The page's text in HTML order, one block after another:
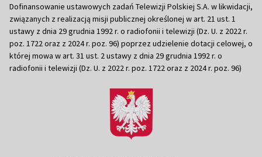
Dofinansowanie ustawowych zadań Telewizji Polskiej S.A. w likwidacji,
związanych z realizacją misji publicznej określonej w art. 21 ust. 1
ustawy z dnia 29 grudnia 1992 r. o radiofonii i telewizji (Dz. U. z 2022 r.
poz. 1722 oraz z 2024 r. poz. 96) poprzez udzielenie dotacji celowej, o
której mowa w art. 31 ust. 2 ustawy z dnia 29 grudnia 1992 r. o
radiofonii i telewizji (Dz. U. z 2022 r. poz. 1722 oraz z 2024 r. poz. 96)